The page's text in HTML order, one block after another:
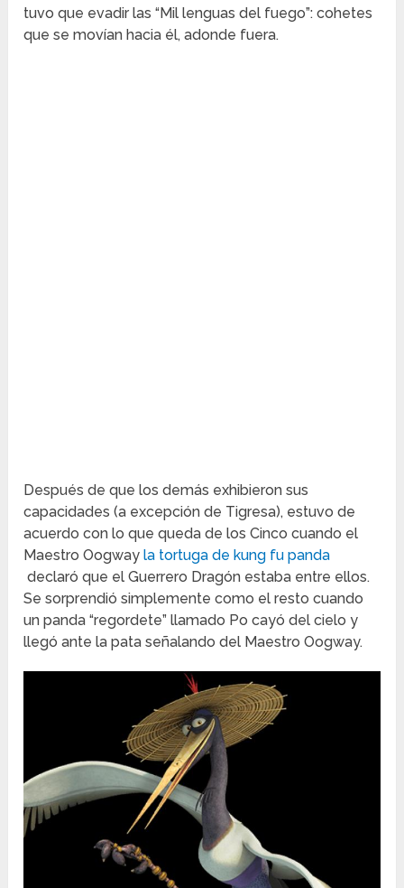
tuvo que evadir las “Mil lenguas del fuego”: cohetes
que se movían hacia él, adonde fuera.
Después de que los demás exhibieron sus
capacidades (a excepción de Tigresa), estuvo de
acuerdo con lo que queda de los Cinco cuando el
Maestro Oogwayla tortuga de kung fu panda
declaró que el Guerrero Dragón estaba entre ellos.
Se sorprendió simplemente como el resto cuando
un panda “regordete” llamado Po cayó del cielo y
llegó ante la pata señalando del Maestro Oogway.